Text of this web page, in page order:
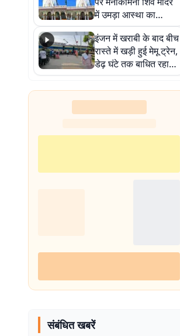
में उमड़ा आस्था का
सैलाब, हर-हर महादेव के
जयघोष से गूंजा परिसर
इंजन में खराबी के बाद बीच
रास्ते में खड़ी हुई मेमू ट्रेन,
डेढ़ घंटे तक बाधित रहा
आवागमन
संबंधित खबरें